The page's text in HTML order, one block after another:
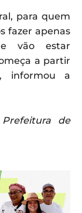
para quem
fazer apenas
vão estar
a partir
informou a
de